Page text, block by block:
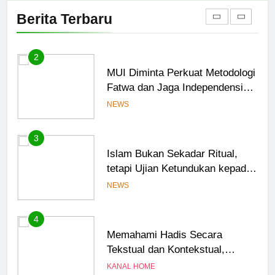
Berita Terbaru
Saatnya Kolaborasi Berbuah
Kesejahteraan
OPINI
2
MUI Diminta Perkuat Metodologi
Fatwa dan Jaga Independensi
dalam Menetapkan Hukum
NEWS
3
Islam Bukan Sekadar Ritual,
tetapi Ujian Ketundukan kepada
Allah
NEWS
4
Memahami Hadis Secara
Tekstual dan Kontekstual,
Jangan Saling Menyalahkan
KANAL HOME